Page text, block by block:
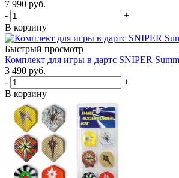
7 990 руб.
-
+
В корзину
Быстрый просмотр
Комплект для игры в дартс SNIPER
3 490 руб.
-
+
В корзину